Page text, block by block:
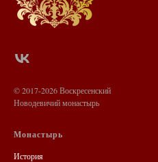
© 2017-2026 Воскресенский
Новодевичий монастырь
Монастырь
История